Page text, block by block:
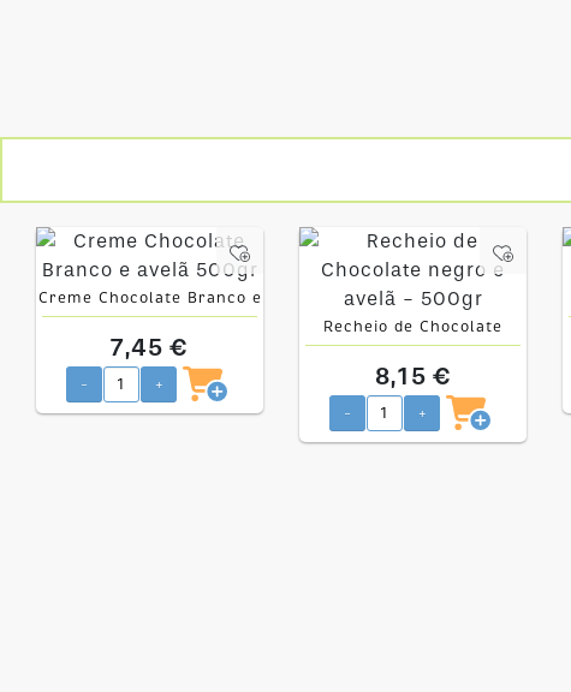
Creme Chocolate Branco e
avelã 500gr
7,45 €
- +
Recheio de Chocolate
negro e avelã - 500gr
8,15 €
- +